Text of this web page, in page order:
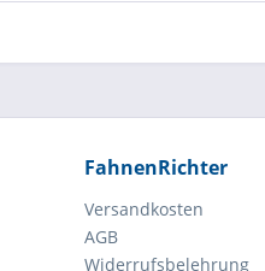
FahnenRichter
Versandkosten
AGB
Widerrufsbelehrung